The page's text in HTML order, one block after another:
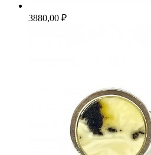
3880,00 ₽